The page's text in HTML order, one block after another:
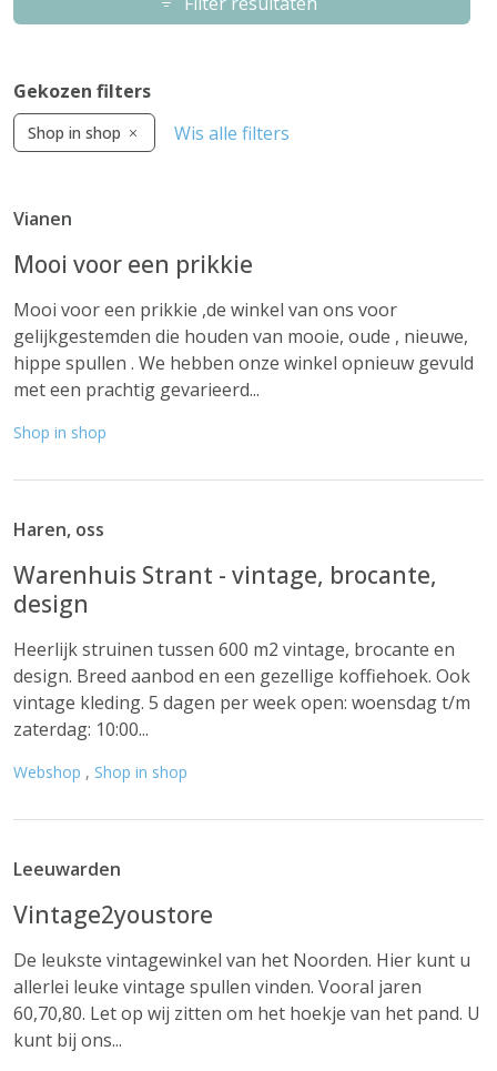
Gekozen filters
Shop in shop Wis alle filters
Vianen
Mooi voor een prikkie
Mooi voor een prikkie ,de winkel van ons voor
gelijkgestemden die houden van mooie, oude , nieuwe,
hippe spullen . We hebben onze winkel opnieuw gevuld
met een prachtig gevarieerd...
Shop in shop
Haren, oss
Warenhuis Strant - vintage, brocante,
design
Heerlijk struinen tussen 600 m2 vintage, brocante en
design. Breed aanbod en een gezellige koffiehoek. Ook
vintage kleding. 5 dagen per week open: woensdag t/m
zaterdag: 10:00...
Webshop , Shop in shop
Leeuwarden
Vintage2youstore
De leukste vintagewinkel van het Noorden. Hier kunt u
allerlei leuke vintage spullen vinden. Vooral jaren
60,70,80. Let op wij zitten om het hoekje van het pand. U
kunt bij ons...